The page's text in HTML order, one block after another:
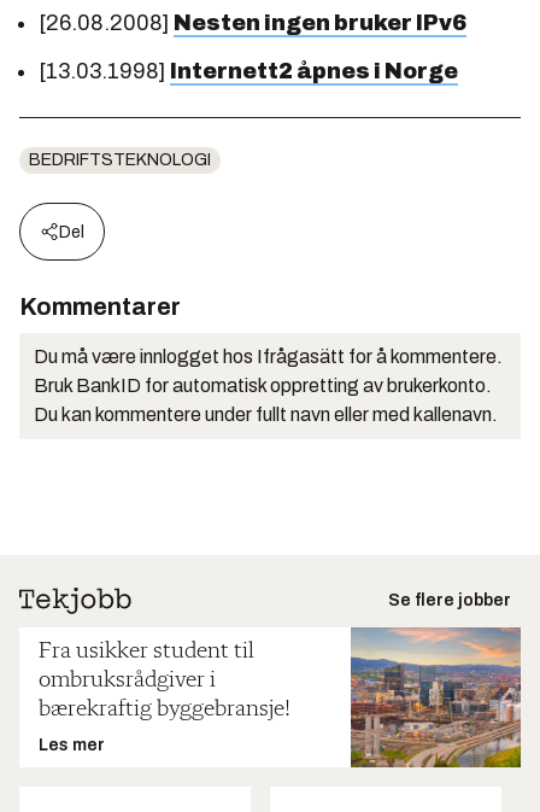
[26.08.2008] Nesten ingen bruker IPv6
[13.03.1998] Internett2 åpnes i Norge
BEDRIFTSTEKNOLOGI
Del
Kommentarer
Du må være innlogget hos Ifrågasätt for å kommentere.
Bruk BankID for automatisk oppretting av brukerkonto.
Du kan kommentere under fullt navn eller med kallenavn.
Se flere jobber
Fra usikker student til
ombruksrådgiver i
bærekraftig byggebransje!
Les mer